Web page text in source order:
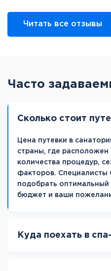
Читать все отзывы
Часто
Сколько стоит
Цена путевки в
страны, где расположен
количества процедур,
факторов. Специалисты
подобрать
бюджет и ваши
Куда поехать в